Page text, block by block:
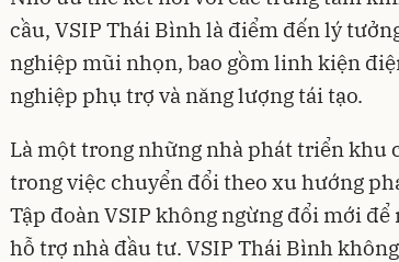
cầu, VSIP Thái Bình là điểm đến lý
nghiệp mũi nhọn, bao gồm linh kiện
nghiệp phụ trợ và năng lượng tái tạo.
Là một trong những nhà phát triển khu
trong việc chuyển đổi theo xu hướng
Tập đoàn VSIP không ngừng đổi mới
hỗ trợ nhà đầu tư. VSIP Thái Bình